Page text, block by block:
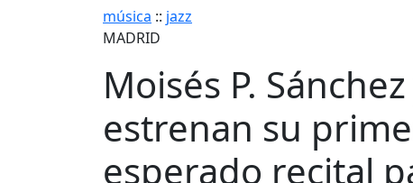
música :: jazz
MADRID
Moisés P.
estrenan su
esperado recital